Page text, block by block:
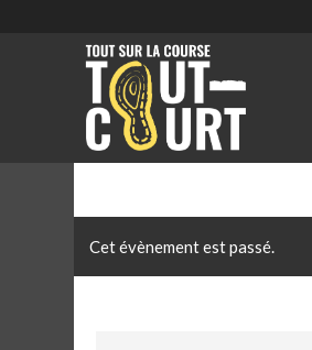
Cet évènement est passé.